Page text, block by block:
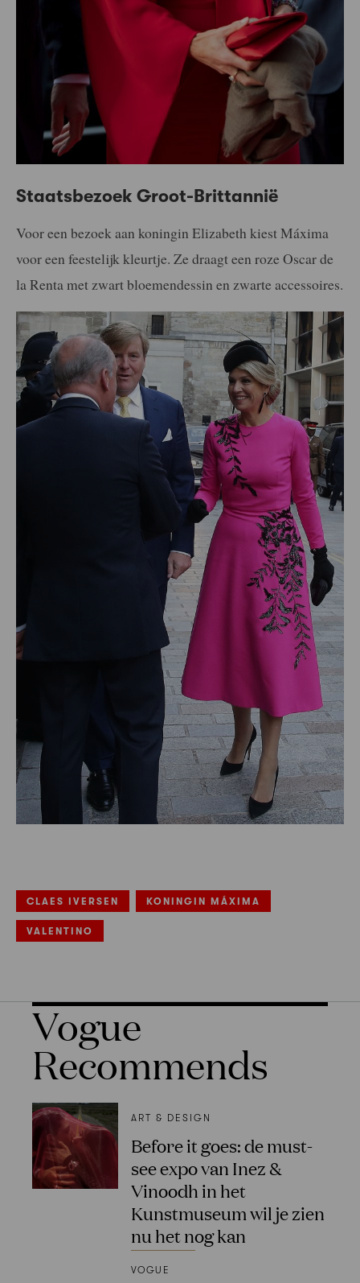
Staatsbezoek Groot-Brittannië
Voor een bezoek aan koningin Elizabeth kiest Máxima
voor een feestelijk kleurtje. Ze draagt een roze Oscar de
la Renta met zwart bloemendessin en zwarte accessoires.
CLAES IVERSEN KONINGIN MÁXIMA
VALENTINO
Vogue
Recommends
ART & DESIGN
Before it goes: de must-
see expo van Inez &
Vinoodh in het
Kunstmuseum wil je zien
nu het nog kan
VOGUE